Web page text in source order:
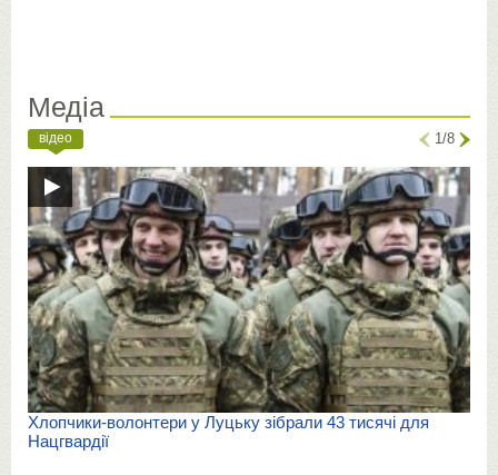
Медіа
відео 1/8
Хлопчики-волонтери у Луцьку зібрали 43 тисячі для
Нацгвардії